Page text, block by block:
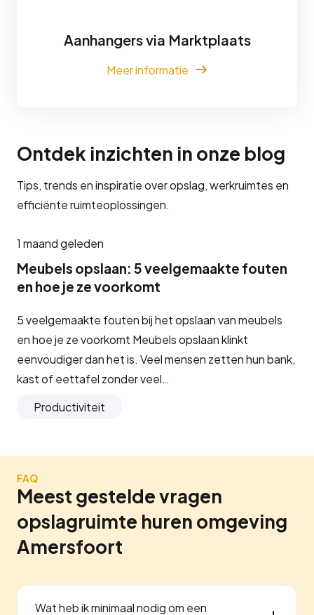
Aanhangers via Marktplaats
Meer informatie
Ontdek inzichten in onze blog
Tips, trends en inspiratie over opslag, werkruimtes en
efficiënte ruimteoplossingen.
1 maand geleden
Meubels opslaan: 5 veelgemaakte fouten
en hoe je ze voorkomt
5 veelgemaakte fouten bij het opslaan van meubels
en hoe je ze voorkomt Meubels opslaan klinkt
eenvoudiger dan het is. Veel mensen zetten hun bank,
kast of eettafel zonder veel…
Productiviteit
FAQ
Meest gestelde vragen
opslagruimte huren omgeving
Amersfoort
Wat heb ik minimaal nodig om een